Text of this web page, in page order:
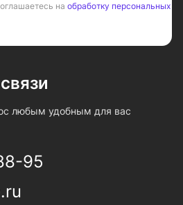
на обработку персональных
любым удобным для вас
95